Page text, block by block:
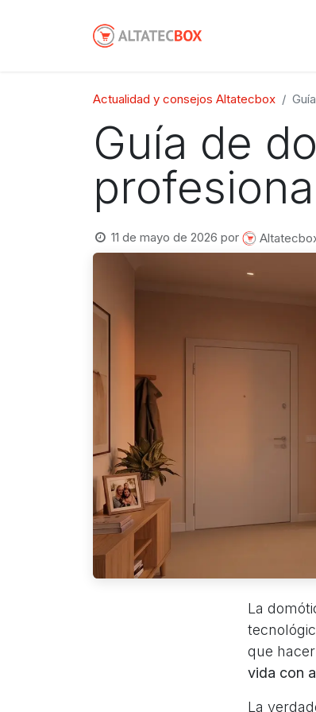
Actualidad y consejos Altatecbox
Guía de
11 de mayo de 2026 por
La
que
vida con
La